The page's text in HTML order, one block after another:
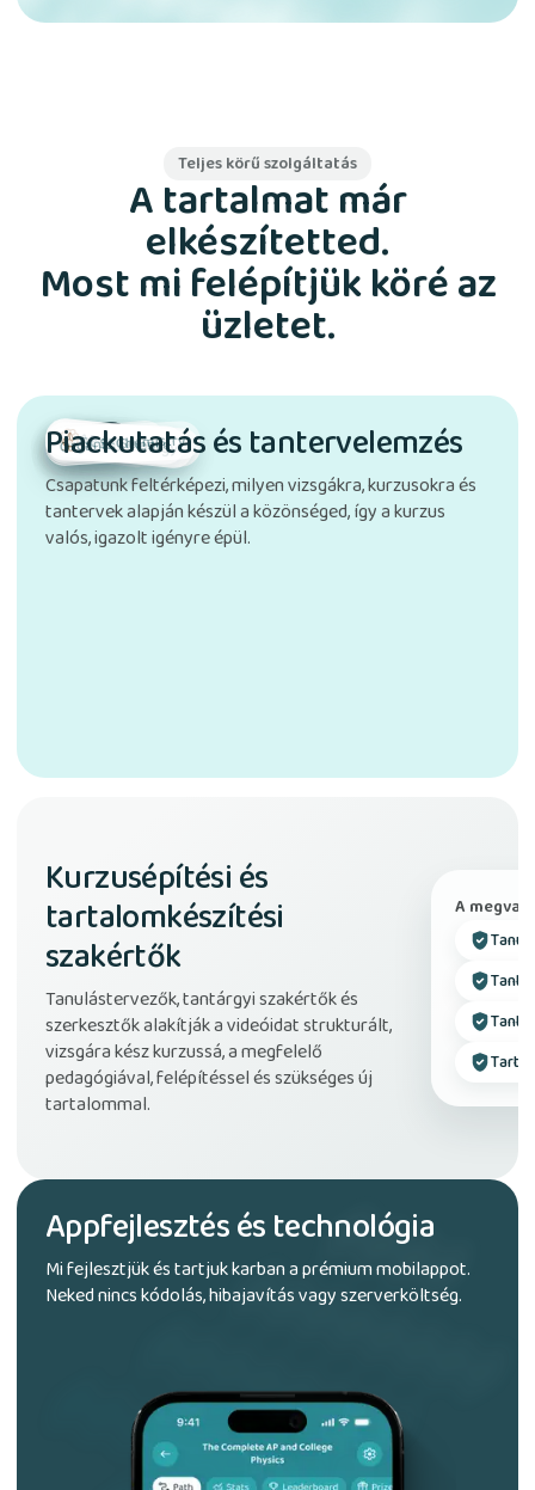
Teljes körű szolgáltatás
A tartalmat már
elkészítetted.
Most mi felépítjük köré az
üzletet.
Anatomy
A-Level Biology
MCAT
IB Economics
USMLE Step 1
NEETAP Psychology
GCSE Science
Organic Chemistry
Piackutatás és tantervelemzés
Csapatunk feltérképezi, milyen vizsgákra, kurzusokra és
tantervek alapján készül a közönséged, így a kurzus
valós, igazolt igényre épül.
Kurzusépítési és
tartalomkészítési
szakértők
Tanulástervezők, tantárgyi szakértők és
szerkesztők alakítják a videóidat strukturált,
vizsgára kész kurzussá, a megfelelő
pedagógiával, felépítéssel és szükséges új
tartalommal.
A
Appfejlesztés és technológia
Mi fejlesztjük és tartjuk karban a prémium mobilappot.
Neked nincs kódolás, hibajavítás vagy szerverköltség.